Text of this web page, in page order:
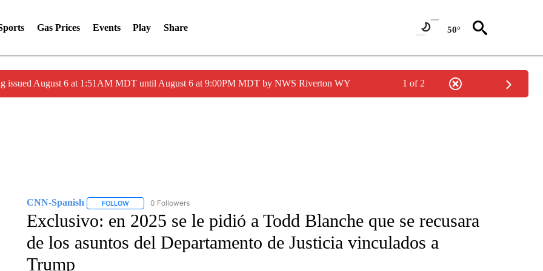
Gas Prices Events Play Share 50°
issued August 6 at 1:51AM MDT until August 6 at 9:00PM MDT by NWS Riverton WY 1 of 2
CNN-Spanish FOLLOWFOLLOW "CNN-SPANISH" TO RECEIVE NOTIFICATIONS ABOUT NEW PAGES ON "CNN-SPANISH".
0 Followers
Exclusivo: en 2025 se le pidió a Todd Blanche que se recusara
de los asuntos del Departamento de Justicia vinculados a
Trump